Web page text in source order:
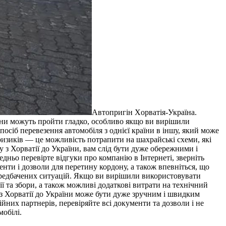
Aвтoпригін Xoрвaтія-Укрaїнa.
можуть пройти гладко, особливо якщо ви вирішили
перевезення автомобіля з однієї країни в іншу, який може
— це можливість потрапити на шахрайські схеми, які
Хорватії до України, вам слід бути дуже обережними і
перевірте відгуки про компанію в Інтернеті, зверніть
і дозволи для перетину кордону, а також впевніться, що
ситуацій. Якщо ви вирішили використовувати
та збори, а також можливі додаткові витрати на технічний
з Хорватії до України може бути дуже зручним і швидким
партнерів, перевіряйте всі документи та дозволи і не